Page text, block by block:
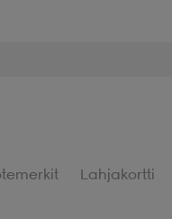
Lahjakortti